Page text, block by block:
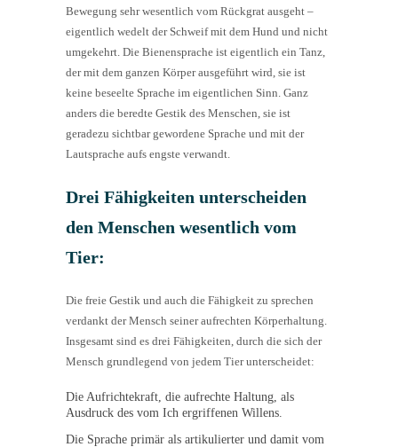
Bewegung sehr wesentlich vom Rückgrat ausgeht –
eigentlich wedelt der Schweif mit dem Hund und nicht
umgekehrt. Die Bienensprache ist eigentlich ein Tanz,
der mit dem ganzen Körper ausgeführt wird, sie ist
keine beseelte Sprache im eigentlichen Sinn. Ganz
anders die beredte Gestik des Menschen, sie ist
geradezu sichtbar gewordene Sprache und mit der
Lautsprache aufs engste verwandt.
Drei Fähigkeiten unterscheiden
den Menschen wesentlich vom
Tier:
Die freie Gestik und auch die Fähigkeit zu sprechen
verdankt der Mensch seiner aufrechten Körperhaltung.
Insgesamt sind es drei Fähigkeiten, durch die sich der
Mensch grundlegend von jedem Tier unterscheidet:
Die Aufrichtekraft, die aufrechte Haltung, als
Ausdruck des vom Ich ergriffenen Willens.
Die Sprache primär als artikulierter und damit vom